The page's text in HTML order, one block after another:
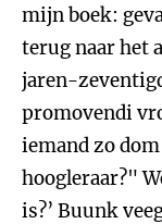
mijn boek:
terug naar het
jaren-
promovendi
iemand zo
hoogleraar?"
is?’ Buunk